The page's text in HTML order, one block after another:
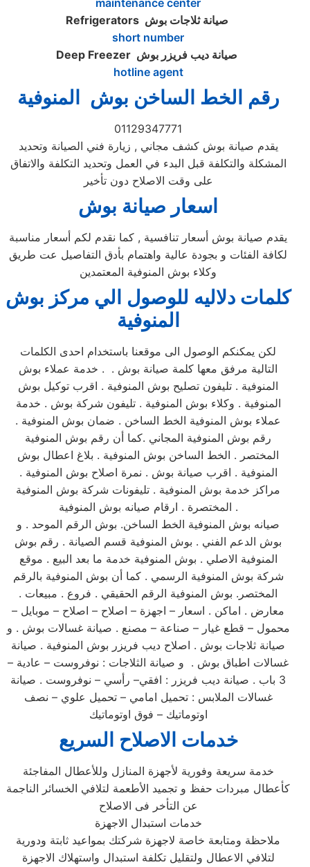
maintenance center
Refrigerators
short number
Deep Freezer
hotline agent
رقم الخط الساخن بوش المنوفية
01129347771
يقدم صيانة بوش كشف مجاني , زيارة فني الصيانة وتحديد
المشكلة والتكلفة قبل البدء في العمل وتحديد التكلفة والاتفاق
على وقت الاصلاح دون تأخير
اسعار صيانة بوش
يقدم صيانة بوش أسعار تنافسية , كما نقدم لكم أسعار مناسبة
لكافة الفئات و بجودة عالية واهتمام بأدق التفاصيل عت طريق
وكلاء بوش المنوفية المعتمدين
كلمات دلاليه للوصول الي مركز بوش
المنوفية
لكن يمكنكم الوصول الى موقعنا باستخدام احدى الكلمات
التالية مرفق معها كلمة صيانة بوش . . خدمة عملاء بوش
المنوفية . تليفون تصليح بوش المنوفية . اقرب توكيل بوش
المنوفية . وكلاء بوش المنوفية . تليفون شركة بوش . خدمة
عملاء بوش المنوفية الخط الساخن . ضمان بوش المنوفية .
رقم بوش المنوفية المجاني .كما أن رقم بوش المنوفية
المختصر . الخط الساخن بوش المنوفية . بلاغ اعطال بوش
المنوفية . اقرب صيانة بوش . نمرة اصلاح بوش المنوفية .
مراكز خدمة بوش المنوفية . تليفونات شركة بوش المنوفية
المختصرة . ارقام صيانه بوش المنوفية .
صيانه بوش المنوفية الخط الساخن. بوش الرقم الموحد . و
بوش الدعم الفني . بوش المنوفية قسم الصيانة . رقم بوش
المنوفية الاصلي . بوش المنوفية خدمة ما بعد البيع . موقع
شركة بوش المنوفية الرسمي . كما أن بوش المنوفية بالرقم
المختصر. بوش المنوفية الرقم الحقيقي . فروع . مبيعات .
معارض . اماكن . اسعار – اجهزة – اصلاح – اصلاح – موبايل –
محمول – قطع غيار – صناعة – مصنع . صيانة غسالات بوش . و
صيانة ثلاجات بوش . اصلاح ديب فريزر بوش المنوفية . صيانة
غسالات اطباق بوش . و صيانة الثلاجات : نوفروست – عادية –
3 باب . صيانة ديب فريزر : افقي– رأسي – نوفروست . صيانة
غسالات الملابس : تحميل امامي – تحميل علوي – نصف
اوتوماتيك – فوق اوتوماتيك
خدمات الاصلاح السريع
خدمة سريعة وفورية لأجهزة المنازل وللأعطال المفاجئة
كأعطال مبردات حفظ و تجميد الأطعمة لتلافي الخسائر الناجمة
عن التأخر فى الاصلاح
خدمات استبدال الاجهزة
ملاحظة ومتابعة خاصة لاجهزة شركتك بمواعيد ثابتة ودورية
لتلافي الاعطال ولتقليل تكلفة استبدال واستهلاك الاجهزة